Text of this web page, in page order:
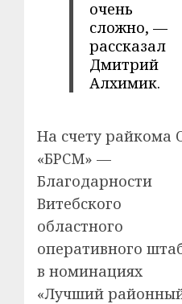
очень
сложно, —
рассказал
Дмитрий
Алхимик.
На счету райкома
«БРСМ» —
Благодарности
Витебского
областного
оперативного
в номинациях
«Лучший